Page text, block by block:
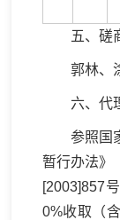
五、磋
郭林、
六、代
参照国
暂行办法》
[2003]857
0%收取（